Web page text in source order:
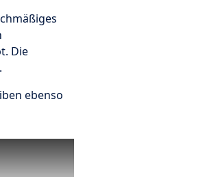
Die
ebenso